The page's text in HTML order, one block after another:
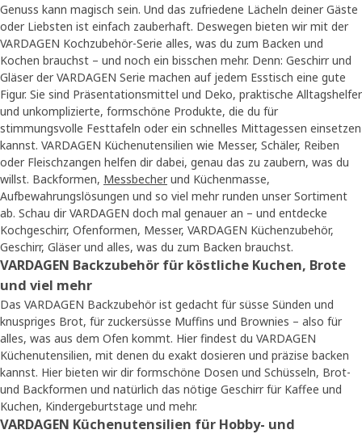
Genuss kann magisch sein. Und das zufriedene Lächeln deiner Gäste
oder Liebsten ist einfach zauberhaft. Deswegen bieten wir mit der
VARDAGEN Kochzubehör-Serie alles, was du zum Backen und
Kochen brauchst – und noch ein bisschen mehr. Denn: Geschirr und
Gläser der VARDAGEN Serie machen auf jedem Esstisch eine gute
Figur. Sie sind Präsentationsmittel und Deko, praktische Alltagshelfer
und unkomplizierte, formschöne Produkte, die du für
stimmungsvolle Festtafeln oder ein schnelles Mittagessen einsetzen
kannst. VARDAGEN Küchenutensilien wie Messer, Schäler, Reiben
oder Fleischzangen helfen dir dabei, genau das zu zaubern, was du
willst. Backformen, Messbecher und Küchenmasse,
Aufbewahrungslösungen und so viel mehr runden unser Sortiment
ab. Schau dir VARDAGEN doch mal genauer an – und entdecke
Kochgeschirr, Ofenformen, Messer, VARDAGEN Küchenzubehör,
Geschirr, Gläser und alles, was du zum Backen brauchst.
VARDAGEN Backzubehör für köstliche Kuchen, Brote
und viel mehr
Das VARDAGEN Backzubehör ist gedacht für süsse Sünden und
knuspriges Brot, für zuckersüsse Muffins und Brownies – also für
alles, was aus dem Ofen kommt. Hier findest du VARDAGEN
Küchenutensilien, mit denen du exakt dosieren und präzise backen
kannst. Hier bieten wir dir formschöne Dosen und Schüsseln, Brot-
und Backformen und natürlich das nötige Geschirr für Kaffee und
Kuchen, Kindergeburtstage und mehr.
VARDAGEN Küchenutensilien für Hobby- und